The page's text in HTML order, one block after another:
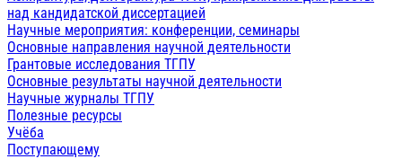
над кандидатской диссертацией
Научные мероприятия: конференции, семинары
Основные направления научной деятельности
Грантовые исследования ТГПУ
Основные результаты научной деятельности
Научные журналы ТГПУ
Полезные ресурсы
Учёба
Поступающему